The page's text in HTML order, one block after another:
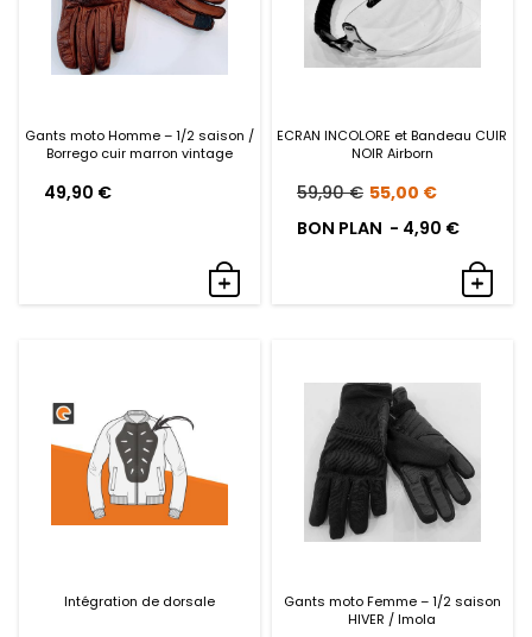
Gants moto Homme – 1/2 saison /
Borrego cuir marron vintage
49,90 €
ECRAN INCOLORE et Bandeau CUIR
NOIR Airborn
59,90€ Le
prix
était :
55,00 €Le
prix
actuel
est :
BON PLAN - 4,90 €
Intégration de dorsale
Gants moto Femme – 1/2 saison
HIVER / Imola